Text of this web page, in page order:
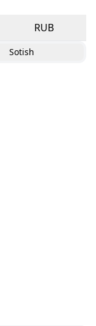
RUB
Sotish